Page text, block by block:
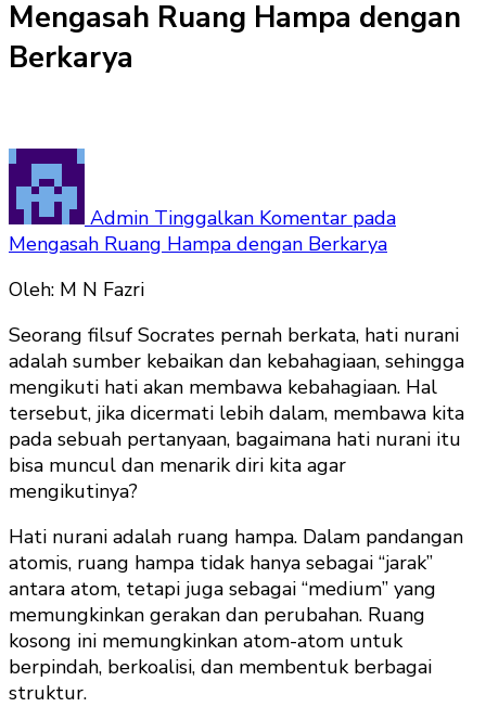
Mengasah Ruang Hampa dengan
Berkarya
Admin Tinggalkan Komentar pada
Mengasah Ruang Hampa dengan Berkarya
Oleh: M N Fazri
Seorang filsuf Socrates pernah berkata, hati nurani
adalah sumber kebaikan dan kebahagiaan, sehingga
mengikuti hati akan membawa kebahagiaan. Hal
tersebut, jika dicermati lebih dalam, membawa kita
pada sebuah pertanyaan, bagaimana hati nurani itu
bisa muncul dan menarik diri kita agar
mengikutinya?
Hati nurani adalah ruang hampa. Dalam pandangan
atomis, ruang hampa tidak hanya sebagai “jarak”
antara atom, tetapi juga sebagai “medium” yang
memungkinkan gerakan dan perubahan. Ruang
kosong ini memungkinkan atom-atom untuk
berpindah, berkoalisi, dan membentuk berbagai
struktur.